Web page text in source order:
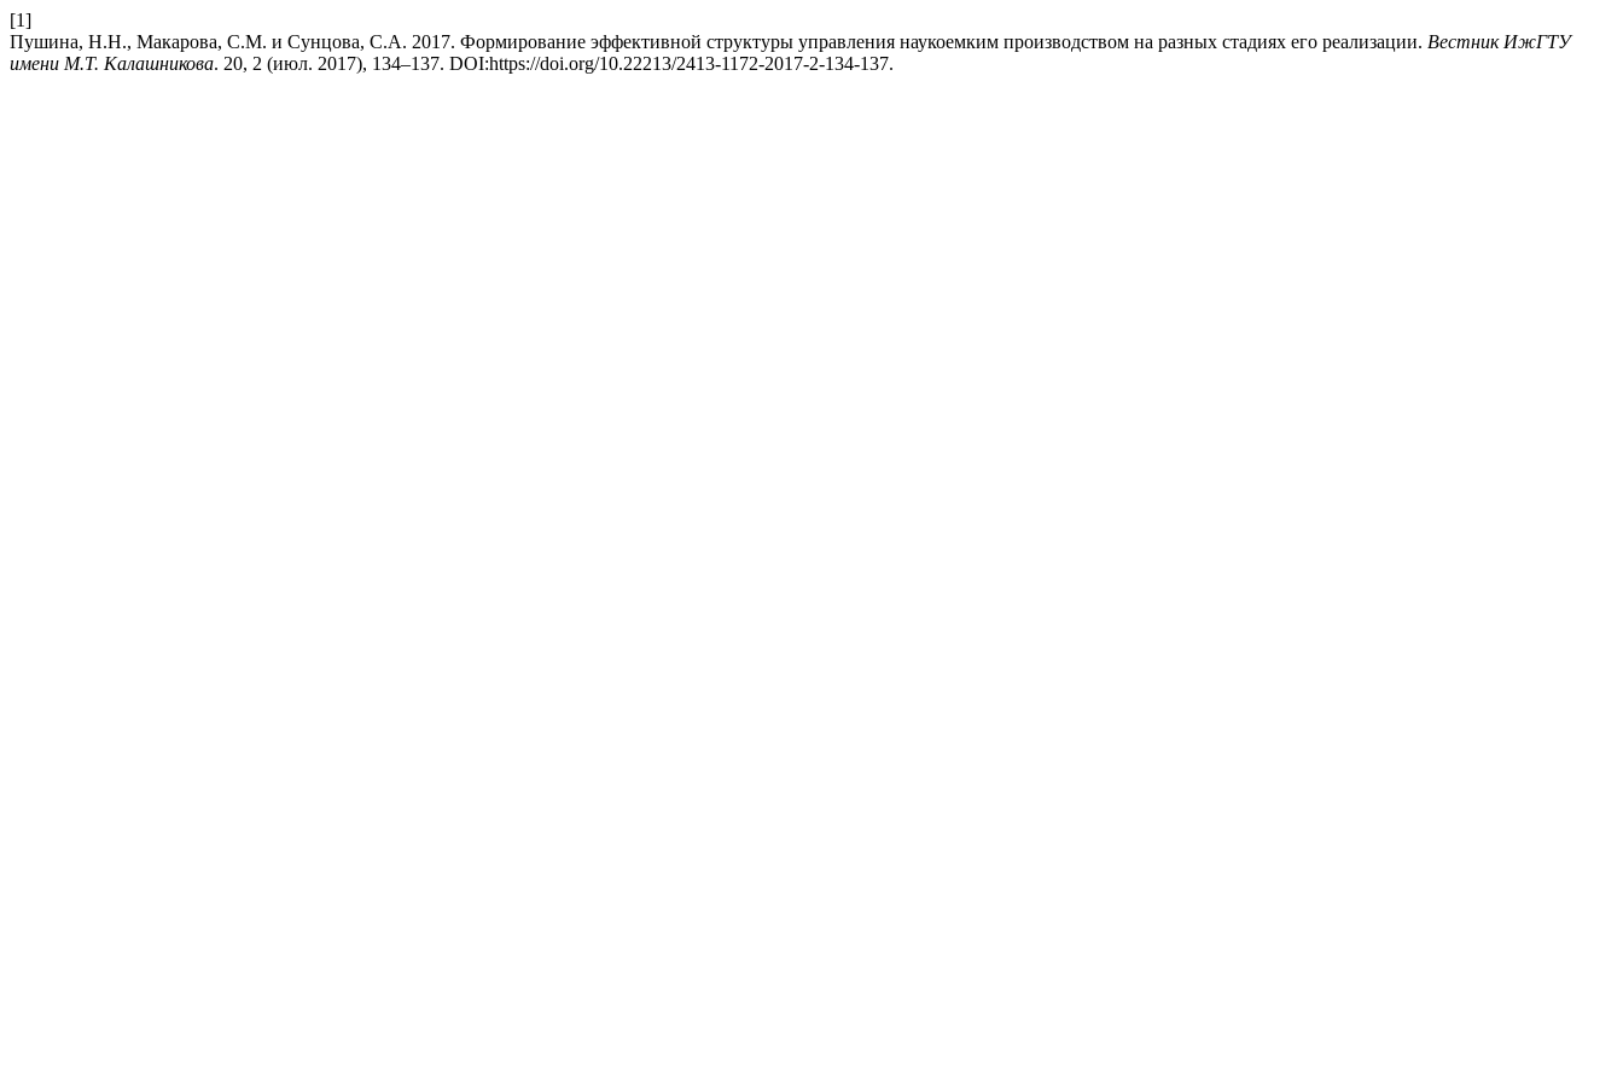
[1]
Пушина, Н.Н., Макарова, С.М. и Сунцова, С.А. 2017. Формирование эффективной структуры управления наукоемким производством на разных стадиях его реализации. Вестник ИжГТУ
имени М.Т. Калашникова. 20, 2 (июл. 2017), 134–137. DOI:https://doi.org/10.22213/2413-1172-2017-2-134-137.